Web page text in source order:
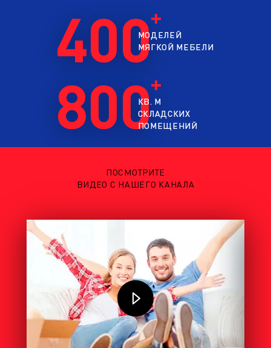
400МОДЕЛЕЙ
МЯГКОЙ МЕБЕЛИ
800
КВ. М
СКЛАДСКИХ
ПОМЕЩЕНИЙ
ПОСМОТРИТЕ
ВИДЕО С НАШЕГО КАНАЛА